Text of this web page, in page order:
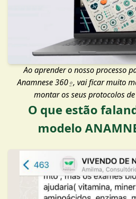
Ao aprender o nosso processo
Anamnese 360⍛, vai ficar muito
montar os seus protocolos
O que estão
modelo